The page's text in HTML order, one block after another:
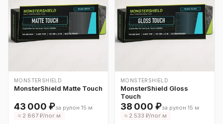
MONSTERSHIELD
MonsterShield Matte Touch
43 000 ₽за рулон 15 м
≈ 2 867 ₽/пог.м
MONSTERSHIELD
MonsterShield Gloss
Touch
38 000 ₽за рулон 15 м
≈ 2 533 ₽/пог.м